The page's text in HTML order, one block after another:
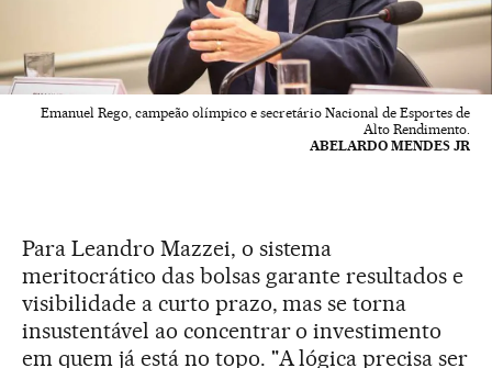
Emanuel Rego, campeão olímpico e secretário Nacional de Esportes de
Alto Rendimento.
ABELARDO MENDES JR
Para Leandro Mazzei, o sistema
meritocrático das bolsas garante resultados e
visibilidade a curto prazo, mas se torna
insustentável ao concentrar o investimento
em quem já está no topo. "A lógica precisa ser